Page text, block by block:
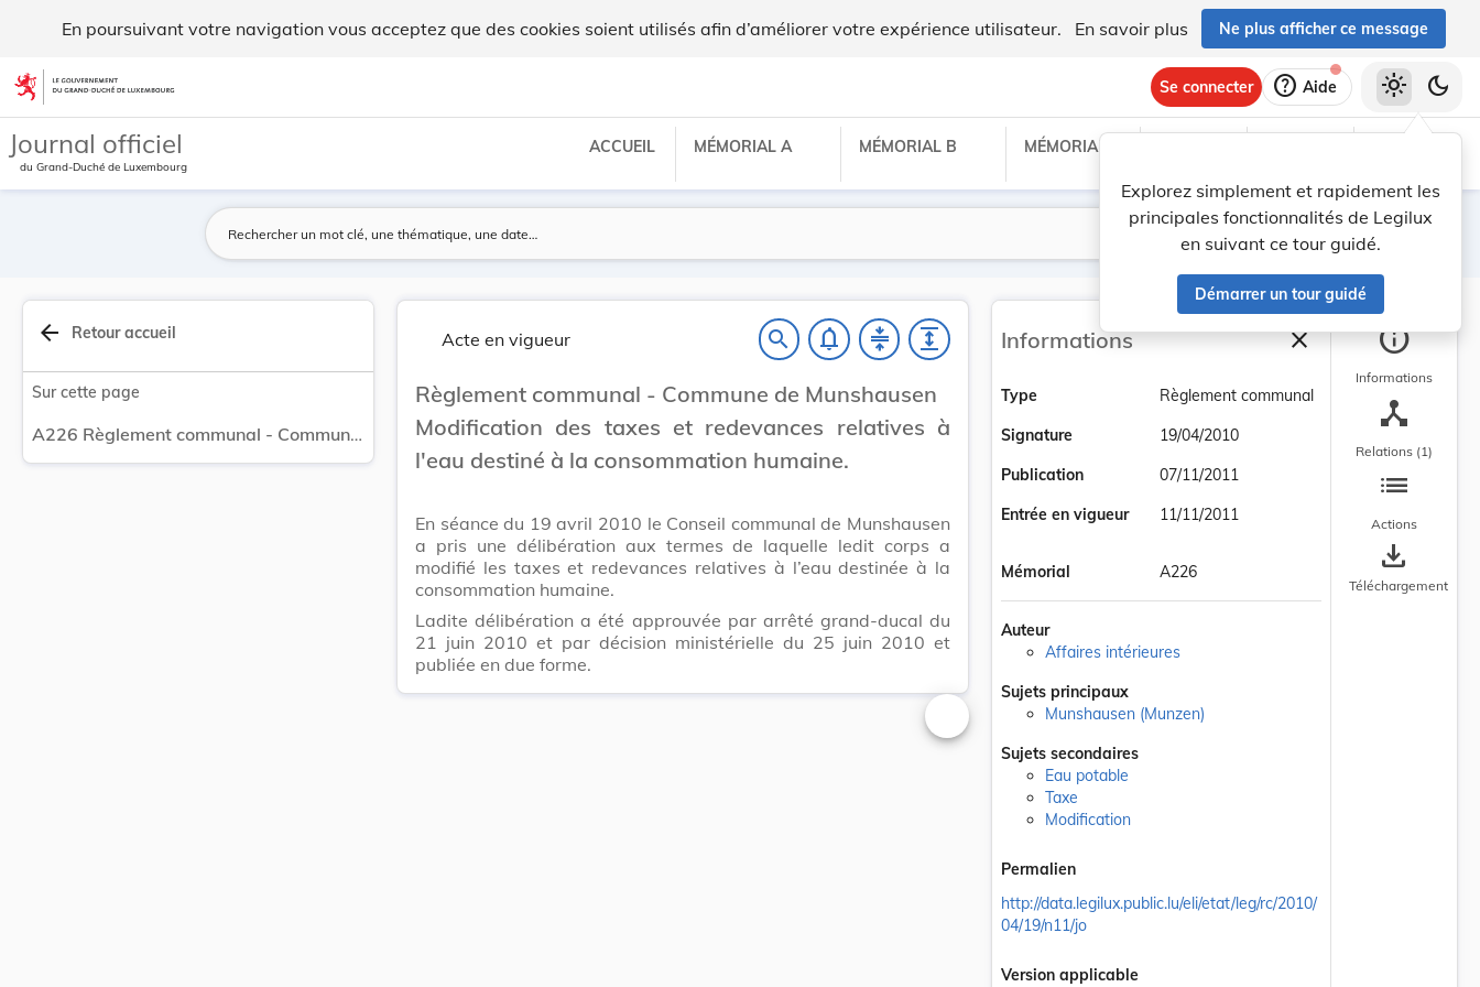
En poursuivant votre navigation vous acceptez que des cookies soient utilisés afin d’améliorer votre expérience utilisateur. En savoir plus Ne plus afficher ce message
Aller au contenu
Se connecter help Aide
Explorez simplement et rapidement les
principales fonctionnalités de Legilux
en suivant ce tour guidé.
Démarrer un tour guidé
light_mode dark_mode
Journal officiel
du Grand-Duché de Luxembourg
ACCUEIL MÉMORIAL A MÉMORIAL B MÉMORIAL C
Lancer la recherche
Filtres
arrow_back Retour accueil
Sur cette page
A226 Règlement communal - Commune de Munshausen Modification des taxes et redevances relatives à l'eau destiné à la consommation humaine.
Acte en vigueur search notifications_none compress expand
Règlement communal - Commune de Munshausen
Modification des taxes et redevances relatives à
l'eau destiné à la consommation humaine.
En séance du 19 avril 2010 le Conseil communal de Munshausen
a pris une délibération aux termes de laquelle ledit corps a
modifié les taxes et redevances relatives à l’eau destinée à la
consommation humaine.
Ladite délibération a été approuvée par arrêté grand-ducal du
21 juin 2010 et par décision ministérielle du 25 juin 2010 et
publiée en due forme.
Changer la taille du texte
Informations closeFermer la barre
Type
Règlement communal
Signature
19/04/2010
Publication
07/11/2011
Entrée en vigueur
11/11/2011
Mémorial A226
Auteur
Affaires intérieures
Sujets principaux
Munshausen (Munzen)
Sujets secondaires
Eau potable
Taxe
Modification
Permalien
http://data.legilux.public.lu/eli/etat/leg/rc/2010/
04/19/n11/jo
Version applicable
info
Informations
device_hub
Relations (1)
list
Actions
save_alt
Téléchargement